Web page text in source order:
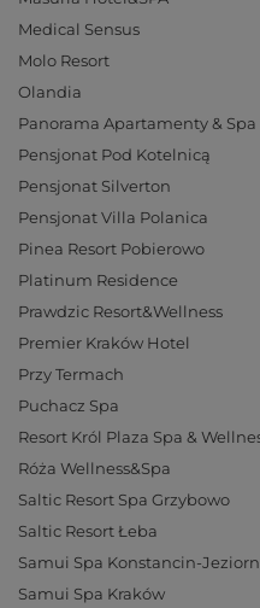
Medical Sensus
Molo Resort
Olandia
Panorama Apartamenty & Spa
Pensjonat Pod Kotelnicą
Pensjonat Silverton
Pensjonat Villa Polanica
Pinea Resort Pobierowo
Platinum Residence
Prawdzic Resort&Wellness
Premier Kraków Hotel
Przy Termach
Puchacz Spa
Resort Król Plaza Spa &
Róża Wellness&Spa
Saltic Resort Spa Grzybowo
Saltic Resort Łeba
Samui Spa Konstancin-
Samui Spa Kraków